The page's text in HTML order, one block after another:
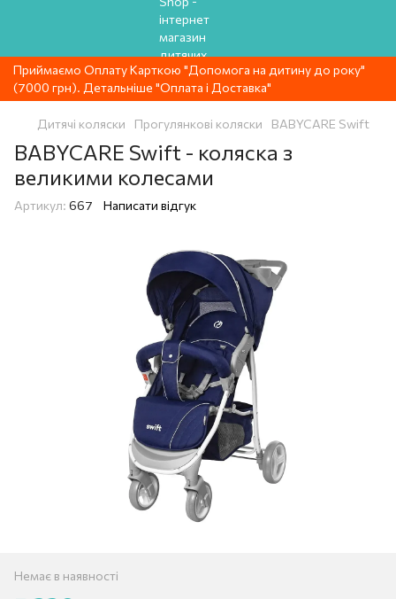
Приймаємо Оплату Карткою "Допомога на дитину до року"
(7000 грн). Детальніше "Оплата і Доставка"
Дитячі коляски Прогулянкові коляски BABYCARE Swift
BABYCARE Swift - коляска з
великими колесами
Артикул: 667 Написати відгук
Немає в наявності